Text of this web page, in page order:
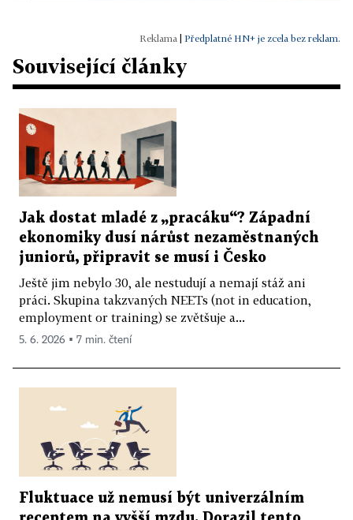
Předplatné HN+ je zcela bez reklam.
Související články
Jak dostat mladé z „pracáku“? Západní
ekonomiky dusí nárůst nezaměstnaných
juniorů, připravit se musí i Česko
Ještě jim nebylo 30, ale nestudují a nemají stáž ani
práci. Skupina takzvaných NEETs (not in education,
employment or training) se zvětšuje a...
5. 6. 2026 ▪ 7 min. čtení
Fluktuace už nemusí být univerzálním